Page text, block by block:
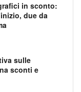
in sconto:
due da
sulle
sconti e